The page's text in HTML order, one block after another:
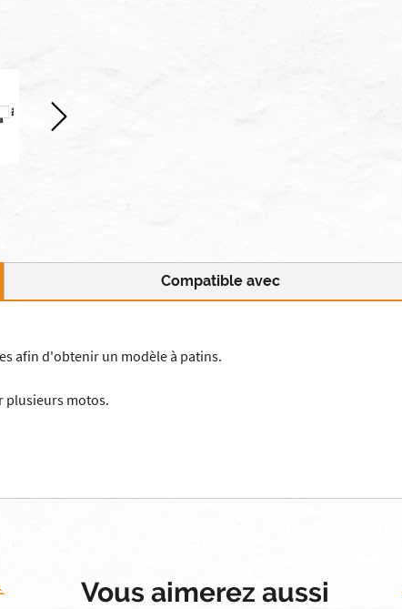
Compatible avec
afin d'obtenir un modèle à patins.
plusieurs motos.
Vous aimerez aussi